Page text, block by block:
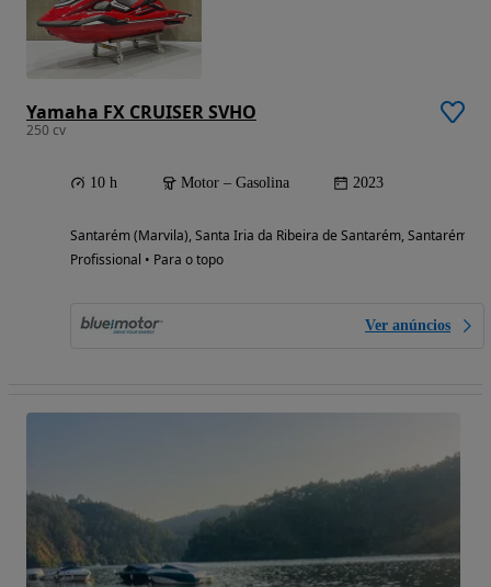
Yamaha FX CRUISER SVHO
250 cv
10 h Motor – Gasolina 2023
Santarém (Marvila), Santa Iria da Ribeira de Santarém, Santarém
Profissional • Para o topo
Ver anúncios